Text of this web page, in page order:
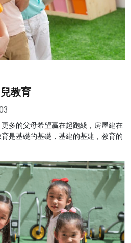
教育
多的父母希望贏在起跑綫，房屋建在
是基礎的基礎，基建的基建，教育的